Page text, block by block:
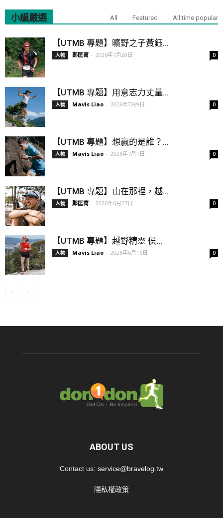
小編嚴選 All Featured All time popular
【UTMB 專題】曠野之子黃鈺...
人物 鄭匡寓 - 2026年7月20日 0
【UTMB 專題】用意志力丈量...
人物 Mavis Liao - 2026年7月9日 0
【UTMB 專題】想贏的是誰？...
人物 Mavis Liao - 2026年7月1日 0
【UTMB 專題】山在那裡，越...
人物 鄭匡寓 - 2026年6月27日 0
【UTMB 專題】越野精靈 侯...
人物 Mavis Liao - 2026年6月16日 0
ABOUT US
Contact us: service@bravelog.tw
隱私權政策